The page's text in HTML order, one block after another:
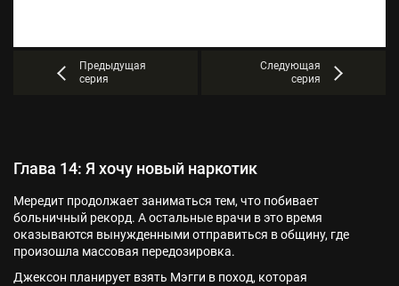
Предыдущая
серия
Следующая
серия
Глава 14: Я хочу новый наркотик
Мередит продолжает заниматься тем, что побивает
больничный рекорд. А остальные врачи в это время
оказываются вынужденными отправиться в общину, где
произошла массовая передозировка.
Джексон планирует взять Мэгги в поход, которая